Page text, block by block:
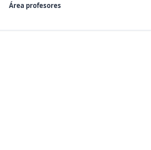
Área profesores